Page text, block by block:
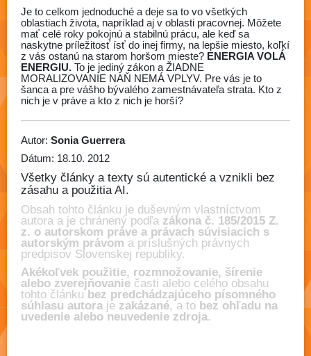
Je to celkom jednoduché a deje sa to vo všetkých
oblastiach života, napríklad aj v oblasti pracovnej. Môžete
mať celé roky pokojnú a stabilnú prácu, ale keď sa
naskytne príležitosť ísť do inej firmy, na lepšie miesto, koľkí
z vás ostanú na starom horšom mieste? ENERGIA VOLÁ
ENERGIU. To je jediný zákon a ŽIADNE
MORALIZOVANIE NAŇ NEMÁ VPLYV. Pre vás je to
šanca a pre vášho bývalého zamestnávateľa strata. Kto z
nich je v práve a kto z nich je horší?
Autor: Sonia Guerrera
Dátum: 18.10. 2012
Všetky články a texty sú autentické a vznikli bez
zásahu a použitia AI.
Obsah tohto článku je duševným vlastníctvom
autora a je chránený podľa zákona č. 185/2015 Z.
z. o autorskom práve a právach súvisiacich s
autorským právom a príslušných právnych
predpisov Slovenskej republiky.
Akékoľvek použitie, rozmnožovanie, šírenie
alebo zverejňovanie časti alebo celého obsahu
tohto článku bez predchádzajúceho písomného
súhlasu autora je zakázané, a to bez ohľadu na
uvedenie alebo neuvedenie zdroja.